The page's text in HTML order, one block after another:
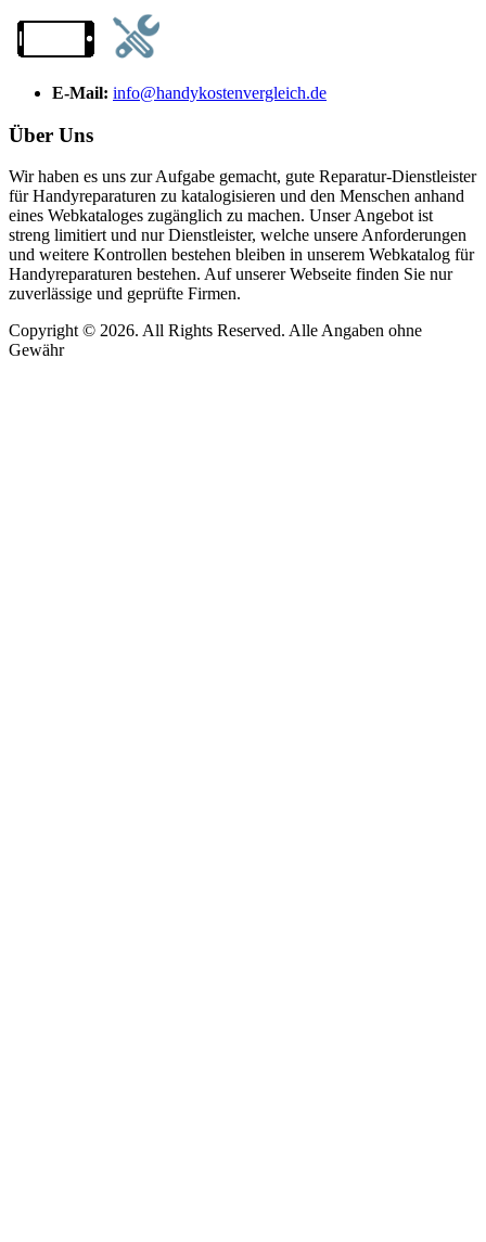
E-Mail: info@handykostenvergleich.de
Über Uns
Wir haben es uns zur Aufgabe gemacht, gute Reparatur-Dienstleister
für Handyreparaturen zu katalogisieren und den Menschen anhand
eines Webkataloges zugänglich zu machen. Unser Angebot ist
streng limitiert und nur Dienstleister, welche unsere Anforderungen
und weitere Kontrollen bestehen bleiben in unserem Webkatalog für
Handyreparaturen bestehen. Auf unserer Webseite finden Sie nur
zuverlässige und geprüfte Firmen.
Copyright © 2026. All Rights Reserved. Alle Angaben ohne
Gewähr